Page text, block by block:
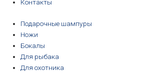
Контакты
Подарочные шампуры
Ножи
Бокалы
Для рыбака
Для охотника